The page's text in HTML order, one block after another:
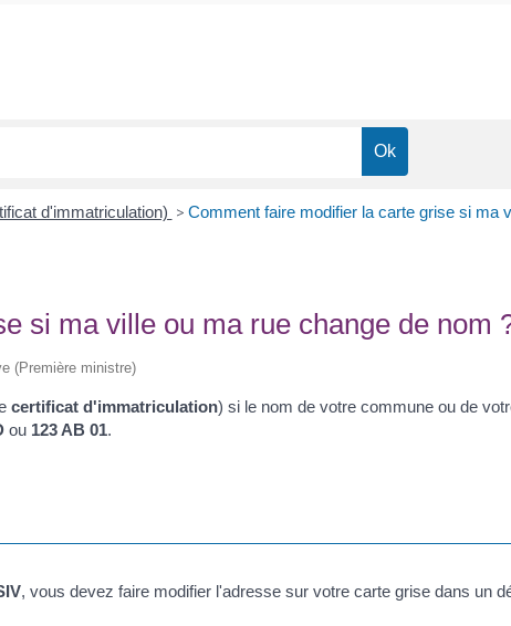
d'immatriculation) > Comment faire modifier la carte grise si ma
si ma ville ou ma rue change de nom
(Première ministre)
certificat d'immatriculation) si le nom de votre commune ou de
ou 123 AB 01.
, vous devez faire modifier l'adresse sur votre carte grise dans un